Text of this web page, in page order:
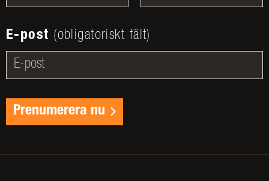
E-post (obligatoriskt fält)
Prenumerera nu